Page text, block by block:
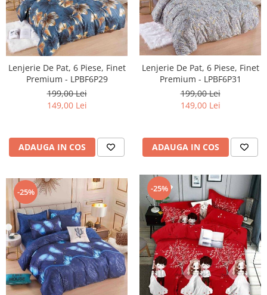
Lenjerie De Pat, 6 Piese, Finet
Premium - LPBF6P29
199,00 Lei
149,00 Lei
ADAUGA IN COS
Lenjerie De Pat, 6 Piese, Finet
Premium - LPBF6P31
199,00 Lei
149,00 Lei
ADAUGA IN COS
-25% -25%